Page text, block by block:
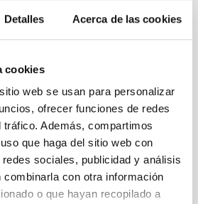
Detalles Acerca de las cookies
cookies
web se usan para personalizar
ofrecer funciones de redes
Además, compartimos
que haga del sitio web con
sociales, publicidad y análisis
combinarla con otra información
o que hayan recopilado a
de solicitud telemática, NO es
solicitud en tiempo y forma y la no
de Solicitud (único documento
supondrá la exclusión del candidato.
adicional, contactar con la
(secens@aaj [at]iac.es